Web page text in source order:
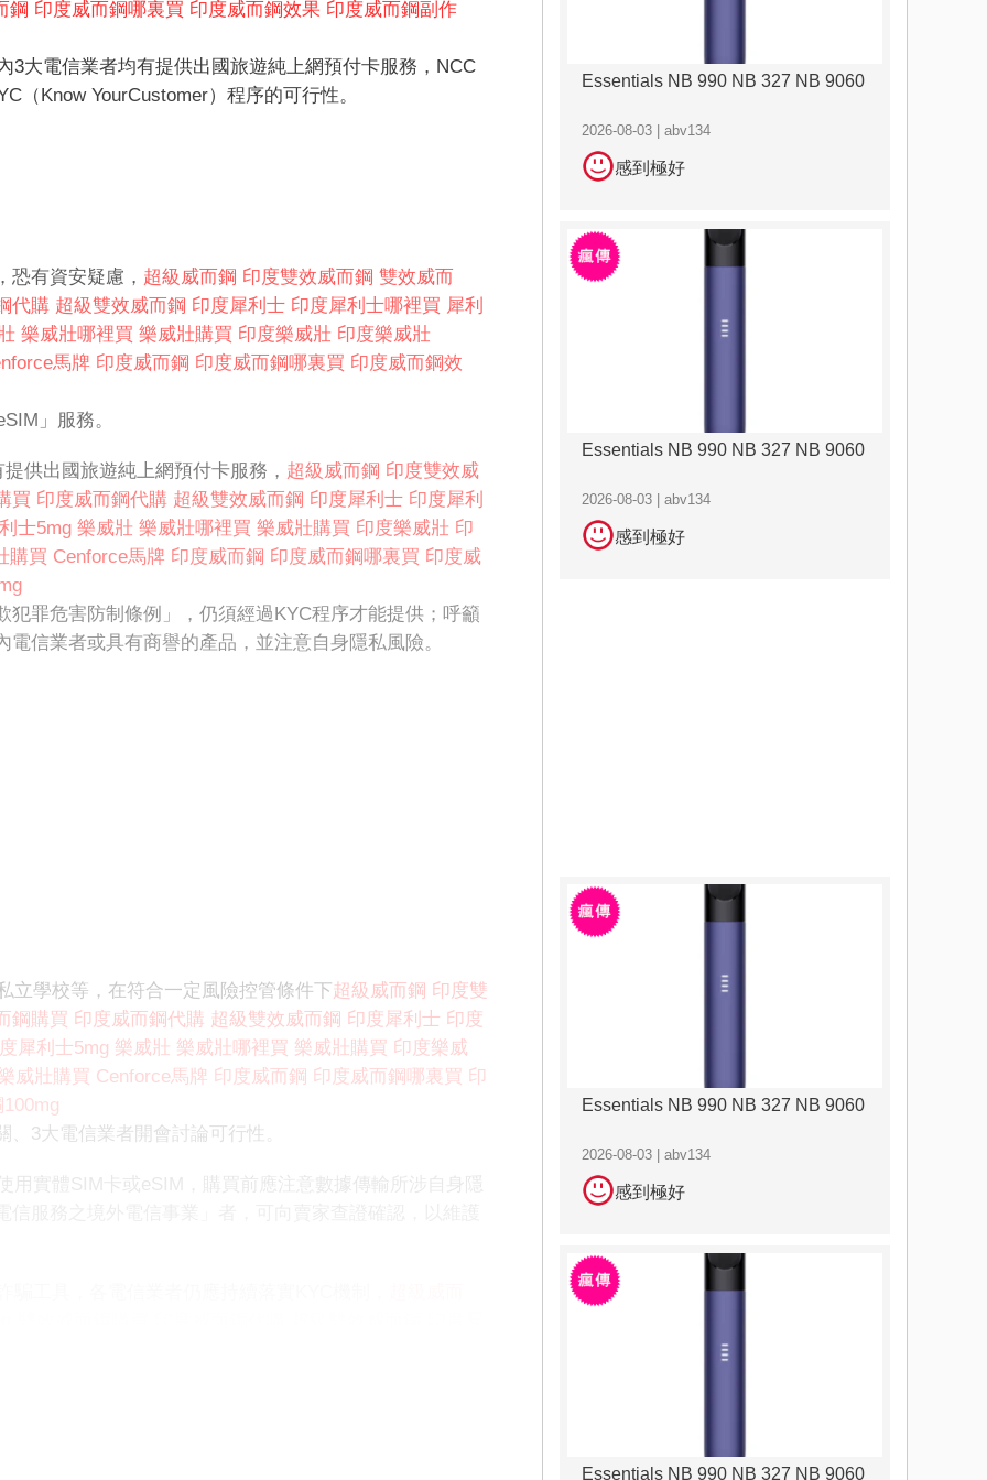
鋼 印度威而鋼哪裏買 印度威而鋼效果 印度威而鋼副作
3大電信業者均有提供出國旅遊純上網預付卡服務，NCC
（Know YourCustomer）程序的可行性。
恐有資安疑慮， 超級威而鋼 印度雙效威而鋼 雙效威而
代購 超級雙效威而鋼 印度犀利士 印度犀利士哪裡買 犀利
樂威壯哪裡買 樂威壯購買 印度樂威壯 印度樂威壯
馬牌 印度威而鋼 印度威而鋼哪裏買 印度威而鋼效
」服務。
供出國旅遊純上網預付卡服務， 超級威而鋼 印度雙效威
買 印度威而鋼代購 超級雙效威而鋼 印度犀利士 印度犀利
士5mg 樂威壯 樂威壯哪裡買 樂威壯購買 印度樂威壯 印
購買 Cenforce馬牌 印度威而鋼 印度威而鋼哪裏買 印度威
罪危害防制條例」，仍須經過KYC程序才能提供；呼籲
信業者或具有商譽的產品，並注意自身隱私風險。
立學校等，在符合一定風險控管條件下 超級威而鋼 印度雙
鋼購買 印度威而鋼代購 超級雙效威而鋼 印度犀利士 印度
犀利士5mg 樂威壯 樂威壯哪裡買 樂威壯購買 印度樂威
威壯購買 Cenforce馬牌 印度威而鋼 印度威而鋼哪裏買 印
3大電信業者開會討論可行性。
Essentials NB 990 NB 327 NB 9060
2026-08-03 | abv134
感到極好
Essentials NB 990 NB 327 NB 9060
2026-08-03 | abv134
感到極好
Essentials NB 990 NB 327 NB 9060
2026-08-03 | abv134
感到極好
Essentials NB 990 NB 327 NB 9060